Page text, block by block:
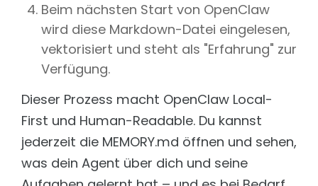
Beim nächsten Start von OpenClaw
wird diese Markdown-Datei eingelesen,
vektorisiert und steht als "Erfahrung" zur
Verfügung.
Dieser Prozess macht OpenClaw Local-
First und Human-Readable. Du kannst
jederzeit die MEMORY.md öffnen und sehen,
was dein Agent über dich und seine